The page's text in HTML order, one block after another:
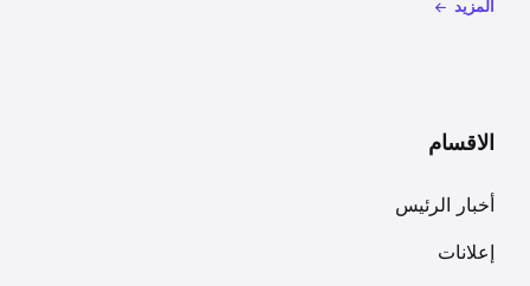
المزيد
الاقسام
أخبار الرئيس
إعلانات